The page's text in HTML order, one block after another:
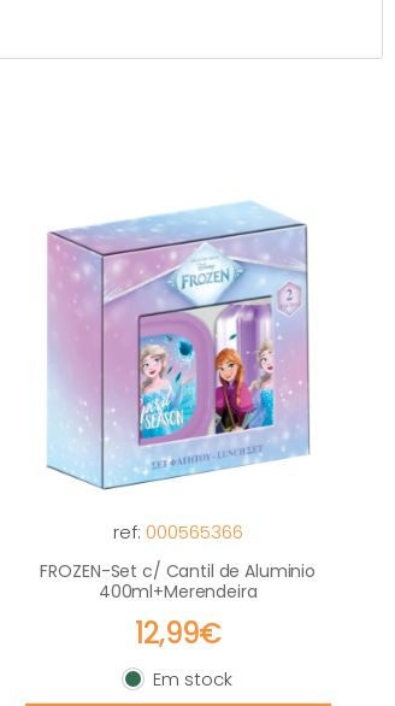
ref: 000565366
FROZEN-Set c/ Cantil de Aluminio
400ml+Merendeira
12,99€
Em stock
Em stock